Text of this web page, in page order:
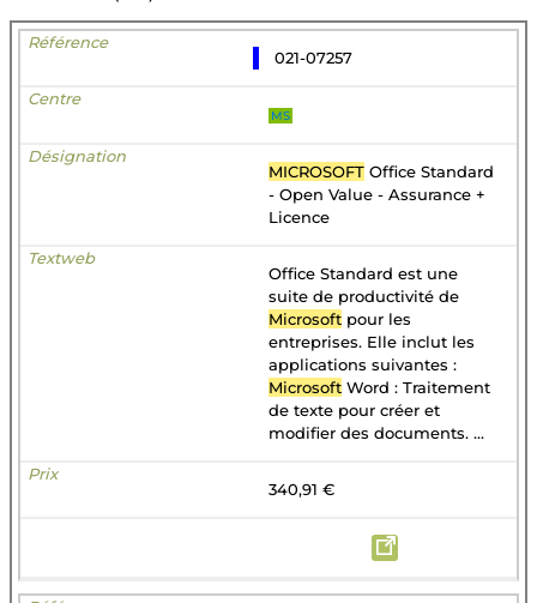
021-07257
MS
MICROSOFT Office Standard
- Open Value - Assurance +
Licence
Office Standard est une
suite de productivité de
Microsoft pour les
entreprises. Elle inclut les
applications suivantes :
Microsoft Word : Traitement
de texte pour créer et
modifier des documents. ...
340,91 €